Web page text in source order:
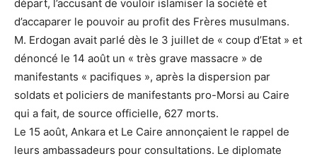
départ, l’accusant de vouloir islamiser la société et
d’accaparer le pouvoir au profit des Frères musulmans.
M. Erdogan avait parlé dès le 3 juillet de « coup d’Etat » et
dénoncé le 14 août un « très grave massacre » de
manifestants « pacifiques », après la dispersion par
soldats et policiers de manifestants pro-Morsi au Caire
qui a fait, de source officielle, 627 morts.
Le 15 août, Ankara et Le Caire annonçaient le rappel de
leurs ambassadeurs pour consultations. Le diplomate